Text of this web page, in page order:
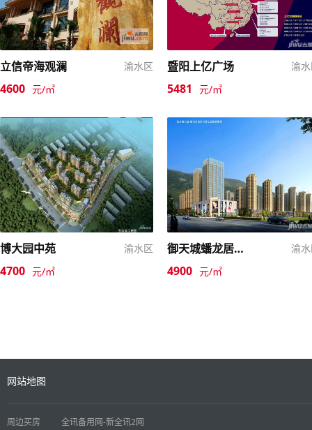
立信帝海观澜 渝水区
4600 元/㎡
暨阳上亿广场 渝
5481 元/㎡
博大园中苑 渝水区
4700 元/㎡
御天城蟠龙居南区(a) 渝
4900 元/㎡
网站地图
周边买房 全讯备用网-新全讯2网